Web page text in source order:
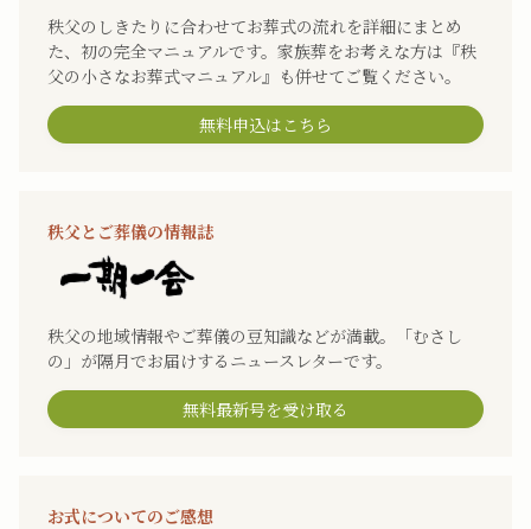
秩父のしきたりに合わせてお葬式の流れを詳細にまとめ
た、初の完全マニュアルです。家族葬をお考えな方は『秩
父の小さなお葬式マニュアル』も併せてご覧ください。
無料申込はこちら
秩父とご葬儀の情報誌
秩父の地域情報やご葬儀の豆知識などが満載。「むさし
の」が隔月でお届けするニュースレターです。
無料最新号を受け取る
お式についてのご感想